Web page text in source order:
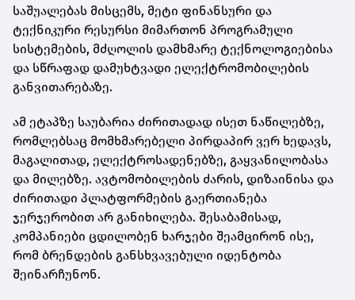
საშუალებას მისცემს, მეტი ფინანსური და
ტექნიკური რესურსი მიმართონ პროგრამული
სისტემების, მძღოლის დამხმარე ტექნოლოგიებისა
და სწრაფად დამუხტვადი ელექტრომობილების
განვითარებაზე.
ამ ეტაპზე საუბარია ძირითადად ისეთ ნაწილებზე,
რომლებსაც მომხმარებელი პირდაპირ ვერ ხედავს,
მაგალითად, ელექტროსადენებზე, გაყვანილობასა
და მილებზე. ავტომობილების ძარის, დიზაინისა და
ძირითადი პლატფორმების გაერთიანება
ჯერჯერობით არ განიხილება. შესაბამისად,
კომპანიები ცდილობენ ხარჯები შეამცირონ ისე,
რომ ბრენდების განსხვავებული იდენტობა
შეინარჩუნონ.